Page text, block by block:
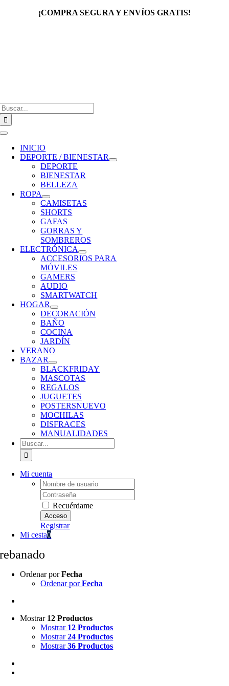
¡COMPRA SEGURA Y ENVÍOS GRATIS!
Toggle
Navigation
INICIO
DEPORTE / BIENESTAR
DEPORTE
BIENESTAR
BELLEZA
ROPA
CAMISETAS
SHORTS
GAFAS
GORRAS Y
SOMBREROS
ELECTRÓNICA
ACCESORIOS PARA
MÓVILES
GAMERS
AUDIO
SMARTWATCH
HOGAR
DECORACIÓN
BAÑO
COCINA
JARDÍN
VERANO
BAZAR
BLACKFRIDAY
MASCOTAS
REGALOS
JUGUETES
POSTERSNUEVO
MOCHILAS
DISFRACES
MANUALIDADES
Buscar:
Mi cuenta
Username:
Password:
Recuérdame
Registrar
Mi cesta0
rebanado
Ordenar porFecha
Ordenar porFecha
Mostrar 12 Productos
Mostrar 12 Productos
Mostrar24 Productos
Mostrar36 Productos